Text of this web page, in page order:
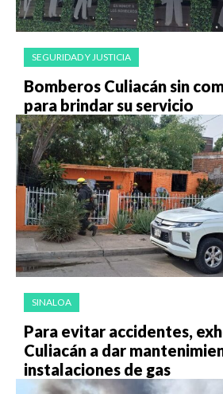
SEGURIDAD Y JUSTICIA
Bomberos Culiacán sin
para brindar su servicio
SINALOA
Para evitar accidentes,
Culiacán a dar
instalaciones de gas